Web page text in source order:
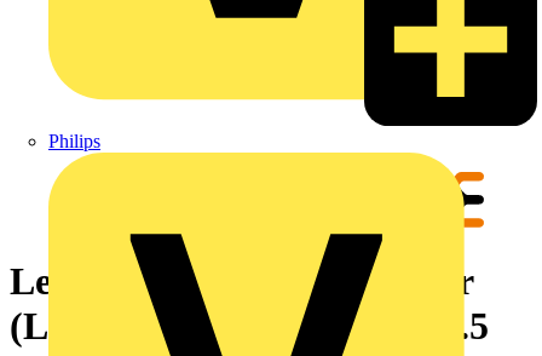
Philips
Leiterplattensteckverbinder
(Leiteranschluss), 160 V, 17.5